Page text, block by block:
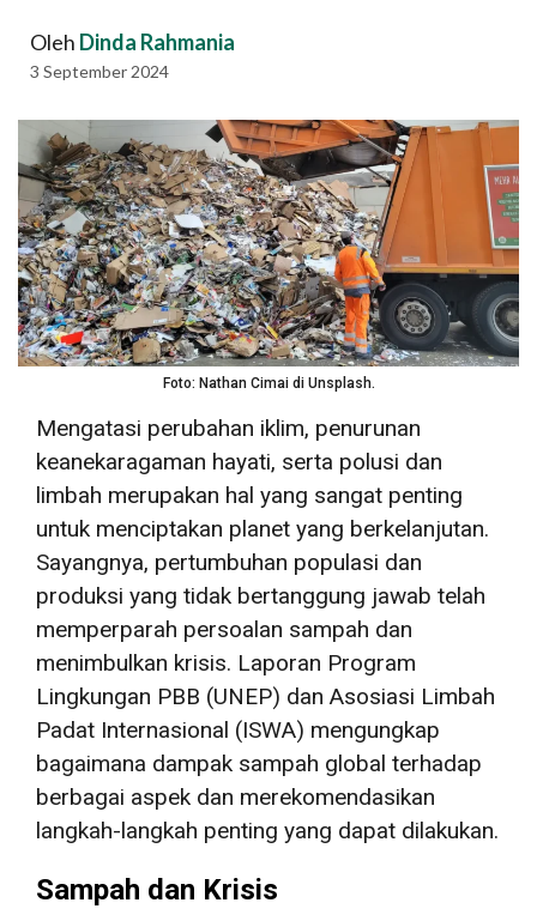
Oleh Dinda Rahmania
3 September 2024
Foto: Nathan Cimai di Unsplash.
Mengatasi perubahan iklim, penurunan
keanekaragaman hayati, serta polusi dan
limbah merupakan hal yang sangat penting
untuk menciptakan planet yang berkelanjutan.
Sayangnya, pertumbuhan populasi dan
produksi yang tidak bertanggung jawab telah
memperparah persoalan sampah dan
menimbulkan krisis. Laporan Program
Lingkungan PBB (UNEP) dan Asosiasi Limbah
Padat Internasional (ISWA) mengungkap
bagaimana dampak sampah global terhadap
berbagai aspek dan merekomendasikan
langkah-langkah penting yang dapat dilakukan.
Sampah dan Krisis